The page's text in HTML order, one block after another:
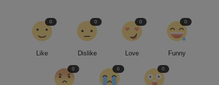
Like
0
Dislike
0
Love
0
Funny
0
0 0 0